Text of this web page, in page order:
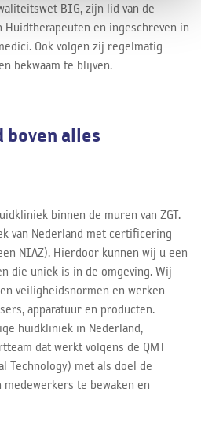
BIG, zijn lid van de
Huidtherapeuten en ingeschreven in
Ook volgen zij regelmatig
bekwaam te blijven.
boven alles
binnen de muren van ZGT.
van Nederland met certificering
NIAZ). Hierdoor kunnen wij u een
die uniek is in de omgeving. Wij
veiligheidsnormen en werken
apparatuur en producten.
huidkliniek in Nederland,
dat werkt volgens de QMT
Technology) met als doel de
te bewaken en